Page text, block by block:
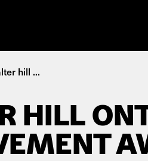
hill ...
HILL